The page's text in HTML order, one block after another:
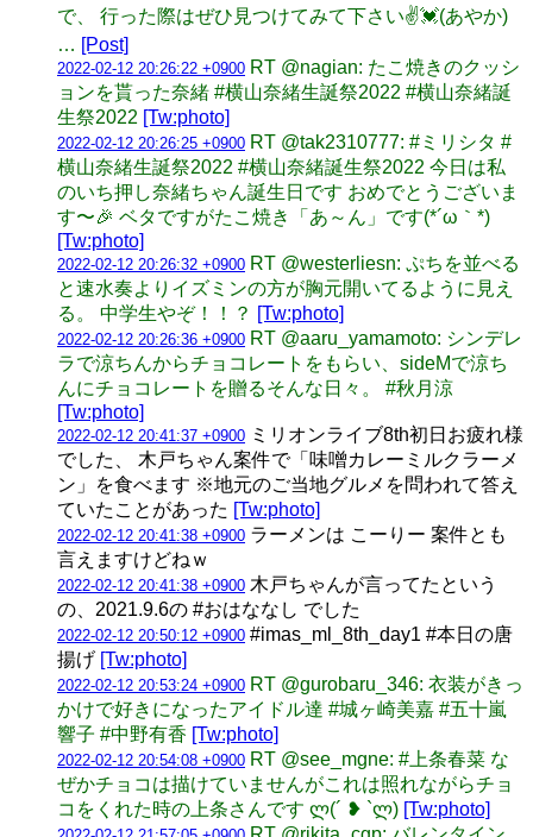
で、 行った際はぜひ見つけてみて下さい✌️💓(あやか)
… [Post]
2022-02-12 20:26:22 +0900 RT @nagian: たこ焼きのクッシ
ョンを貰った奈緒 #横山奈緒生誕祭2022 #横山奈緒誕
生祭2022 [Tw:photo]
2022-02-12 20:26:25 +0900 RT @tak2310777: #ミリシタ #
横山奈緒生誕祭2022 #横山奈緒誕生祭2022 今日は私
のいち押し奈緒ちゃん誕生日です おめでとうございま
す〜🎉 ベタですがたこ焼き「あ～ん」です(*´ω｀*)
[Tw:photo]
2022-02-12 20:26:32 +0900 RT @westerliesn: ぷちを並べる
と速水奏よりイズミンの方が胸元開いてるように見え
る。 中学生やぞ！！？ [Tw:photo]
2022-02-12 20:26:36 +0900 RT @aaru_yamamoto: シンデレ
ラで涼ちんからチョコレートをもらい、sideMで涼ち
んにチョコレートを贈るそんな日々。 #秋月涼
[Tw:photo]
2022-02-12 20:41:37 +0900 ミリオンライブ8th初日お疲れ様
でした、 木戸ちゃん案件で「味噌カレーミルクラーメ
ン」を食べます ※地元のご当地グルメを問われて答え
ていたことがあった [Tw:photo]
2022-02-12 20:41:38 +0900 ラーメンは こーりー 案件とも
言えますけどねｗ
2022-02-12 20:41:38 +0900 木戸ちゃんが言ってたという
の、2021.9.6の #おはななし でした
2022-02-12 20:50:12 +0900 #imas_ml_8th_day1 #本日の唐
揚げ [Tw:photo]
2022-02-12 20:53:24 +0900 RT @gurobaru_346: 衣装がきっ
かけで好きになったアイドル達 #城ヶ崎美嘉 #五十嵐
響子 #中野有香 [Tw:photo]
2022-02-12 20:54:08 +0900 RT @see_mgne: #上条春菜 な
ぜかチョコは描けていませんがこれは照れながらチョ
コをくれた時の上条さんです ლ(´ ❥ `ლ) [Tw:photo]